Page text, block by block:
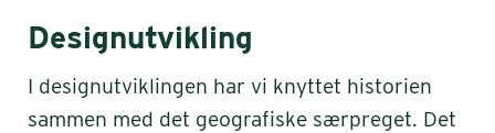
Designutvikling
I designutviklingen har vi knyttet historien
sammen med det geografiske særpreget. Det